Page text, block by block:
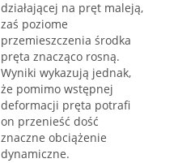
działającej na pręt maleją,
zaś poziome
przemieszczenia środka
pręta znacząco rosną.
Wyniki wykazują jednak,
że pomimo wstępnej
deformacji pręta potrafi
on przenieść dość
znaczne obciążenie
dynamiczne.